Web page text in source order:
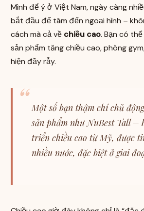
Mình để ý ở Việt Nam, ngày càng
bắt đầu để tâm đến ngoại hình –
cách mà cả về chiều cao. Bạn có
sản phẩm tăng chiều cao, phòng
hiện đầy rẫy.
Một số bạn thậm chí chủ
sản phẩm như NuBest Tall –
triển chiều cao từ Mỹ, được
nhiều nước, đặc biệt ở giai